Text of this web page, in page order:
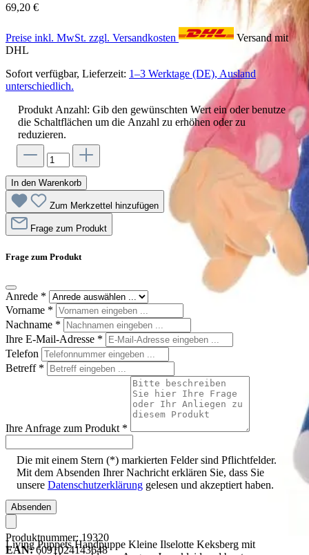
Living Puppets Handpuppe Kleine Ilselotte Keksberg mit
69,20 €
Preise inkl. MwSt. zzgl. Versandkosten
Versand mit
DHL
Sofort verfügbar, Lieferzeit: 1–3 Werktage (DE), Ausland
unterschiedlich.
Produkt Anzahl: Gib den gewünschten Wert ein oder benutze
die Schaltflächen um die Anzahl zu erhöhen oder zu
reduzieren.
In den Warenkorb
Zum Merkzettel hinzufügen
Frage zum Produkt
Frage zum Produkt
Anrede *
Vorname *
Nachname *
Ihre E-Mail-Adresse *
Telefon
Betreff *
Ihre Anfrage zum Produkt *
Die mit einem Stern (*) markierten Felder sind Pflichtfelder.
Mit dem Absenden Ihrer Nachricht erklären Sie, dass Sie
unsere Datenschutzerklärung gelesen und akzeptiert haben.
Absenden
Produktnummer: 19320
EAN: 6091024143648